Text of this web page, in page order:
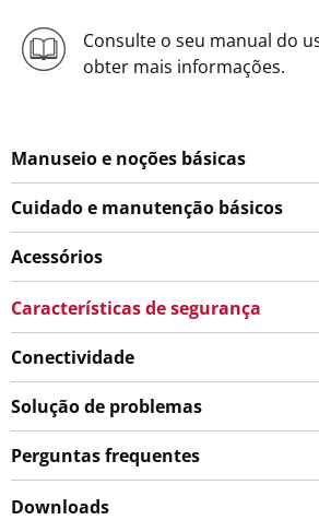
Consulte o seu manual do
obter mais informações.
Manuseio e noções básicas
Cuidado e manutenção básicos
Acessórios
Características de segurança
Conectividade
Solução de problemas
Perguntas frequentes
Downloads